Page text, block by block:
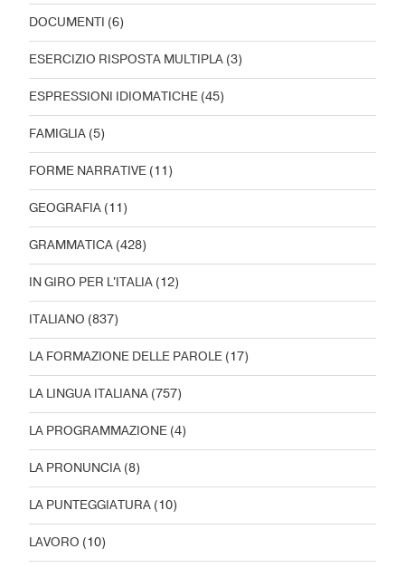
DOCUMENTI (6)
ESERCIZIO RISPOSTA MULTIPLA (3)
ESPRESSIONI IDIOMATICHE (45)
FAMIGLIA (5)
FORME NARRATIVE (11)
GEOGRAFIA (11)
GRAMMATICA (428)
IN GIRO PER L'ITALIA (12)
ITALIANO (837)
LA FORMAZIONE DELLE PAROLE (17)
LA LINGUA ITALIANA (757)
LA PROGRAMMAZIONE (4)
LA PRONUNCIA (8)
LA PUNTEGGIATURA (10)
LAVORO (10)